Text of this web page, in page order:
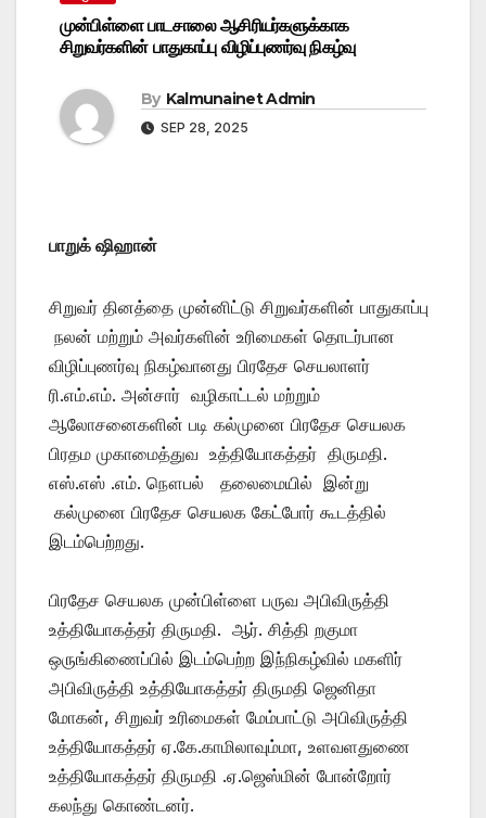
முன்பிள்ளை பாடசாலை ஆசிரியர்களுக்காக
சிறுவர்களின் பாதுகாப்பு விழிப்புணர்வு நிகழ்வு
By Kalmunainet Admin
SEP 28, 2025
பாறுக் ஷிஹான்
சிறுவர் தினத்தை முன்னிட்டு சிறுவர்களின் பாதுகாப்பு
நலன் மற்றும் அவர்களின் உரிமைகள் தொடர்பான
விழிப்புணர்வு நிகழ்வானது பிரதேச செயலாளர்
ரி.எம்.எம். அன்சார் வழிகாட்டல் மற்றும்
ஆலோசனைகளின் படி கல்முனை பிரதேச செயலக
பிரதம முகாமைத்துவ உத்தியோகத்தர் திருமதி.
எஸ்.எஸ் .எம். நௌபல் தலைமையில் இன்று
கல்முனை பிரதேச செயலக கேட்போர் கூடத்தில்
இடம்பெற்றது.
பிரதேச செயலக முன்பிள்ளை பருவ அபிவிருத்தி
உத்தியோகத்தர் திருமதி. ஆர். சித்தி றகுமா
ஒருங்கிணைப்பில் இடம்பெற்ற இந்நிகழ்வில் மகளிர்
அபிவிருத்தி உத்தியோகத்தர் திருமதி ஜெனிதா
மோகன், சிறுவர் உரிமைகள் மேம்பாட்டு அபிவிருத்தி
உத்தியோகத்தர் ஏ.கே.காமிலாவும்மா, உளவளதுணை
உத்தியோகத்தர் திருமதி .ஏ.ஜெஸ்மின் போன்றோர்
கலந்து கொண்டனர்.